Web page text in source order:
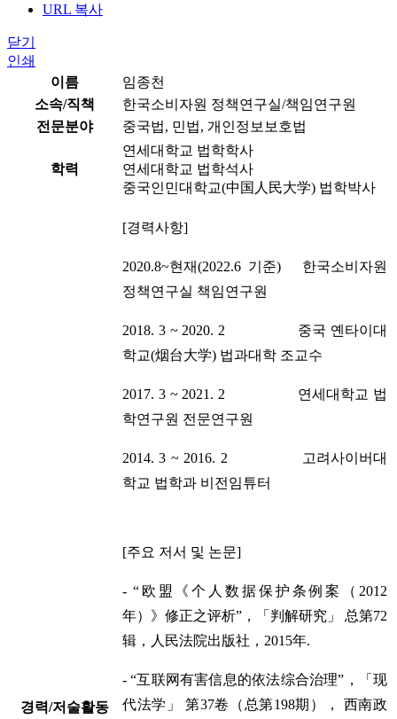
URL 복사
닫기
인쇄
이름
임종천
소속/직책
한국소비자원 정책연구실/책임연구원
전문분야
중국법, 민법, 개인정보보호법
학력
연세대학교 법학학사
연세대학교 법학석사
중국인민대학교(中国人民大学) 법학박사
경력/저술활동
[경력사항]
2020.8~현재(2022.6 기준) 한국소비자원
정책연구실 책임연구원
2018. 3 ~ 2020. 2
중국 옌타이대
학교(烟台大学) 법과대학 조교수
2017. 3 ~ 2021. 2
연세대학교 법
학연구원 전문연구원
2014. 3 ~ 2016. 2
고려사이버대
학교 법학과 비전임튜터
[주요 저서 및 논문]
- “欧盟《个人数据保护条例案（2012
年）》修正之评析”，「判解研究」 总第72
辑，人民法院出版社，2015年.
- “互联网有害信息的依法综合治理”，「现
代法学」 第37卷（总第198期）， 西南政